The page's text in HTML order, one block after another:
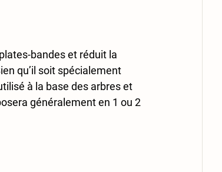
bandes et réduit la
qu’il soit spécialement
à la base des arbres et
généralement en 1 ou 2